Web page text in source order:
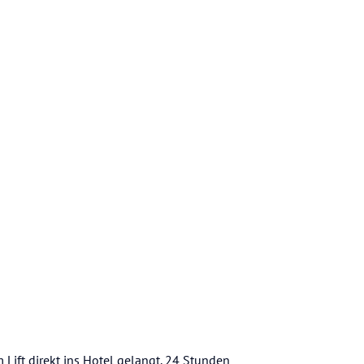
Lift direkt ins Hotel gelangt. 24 Stunden